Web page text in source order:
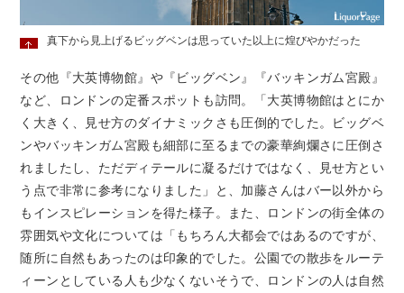
真下から見上げるビッグベンは思っていた以上に煌びやかだった
その他『大英博物館』や『ビッグベン』『バッキンガム宮殿』
など、ロンドンの定番スポットも訪問。「大英博物館はとにか
く大きく、見せ方のダイナミックさも圧倒的でした。ビッグベ
ンやバッキンガム宮殿も細部に至るまでの豪華絢爛さに圧倒さ
れましたし、ただディテールに凝るだけではなく、見せ方とい
う点で非常に参考になりました」と、加藤さんはバー以外から
もインスピレーションを得た様子。また、ロンドンの街全体の
雰囲気や文化については「もちろん大都会ではあるのですが、
随所に自然もあったのは印象的でした。公園での散歩をルーテ
ィーンとしている人も少なくないそうで、ロンドンの人は自然